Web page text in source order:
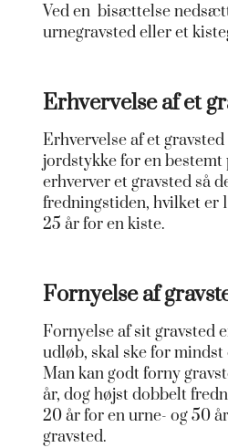
Ved en bisættelse
urnegravsted eller et
Erhvervelse af et
Erhvervelse af et
jordstykke for en bestemt
erhverver et gravsted så
fredningstiden, hvilket er
25 år for en kiste.
Fornyelse af
Fornyelse af sit gravsted
udløb, skal ske for mindst
Man kan godt forny
år, dog højst dobbelt
20 år for en urne- og 50
gravsted.